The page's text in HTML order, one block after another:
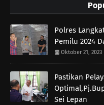
Polres
Pemilu 2024
Oktober 21, 2023
Pastikan
Sei Lepan